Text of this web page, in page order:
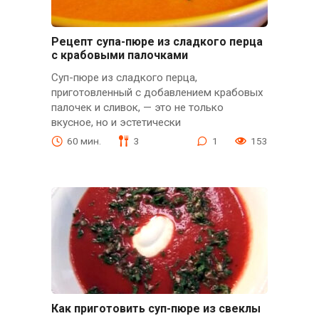
Рецепт супа-пюре из сладкого перца
с крабовыми палочками
Суп-пюре из сладкого перца,
приготовленный с добавлением крабовых
палочек и сливок, — это не только
вкусное, но и эстетически
60 мин. 3 1 153
Как приготовить суп-пюре из свеклы